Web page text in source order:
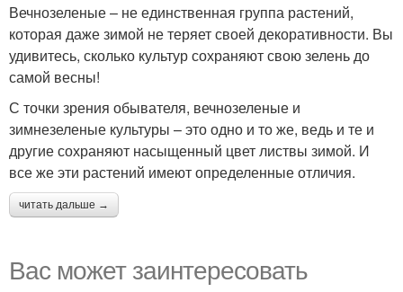
Вечнозеленые – не единственная группа растений,
которая даже зимой не теряет своей декоративности. Вы
удивитесь, сколько культур сохраняют свою зелень до
самой весны!
С точки зрения обывателя, вечнозеленые и
зимнезеленые культуры – это одно и то же, ведь и те и
другие сохраняют насыщенный цвет листвы зимой. И
все же эти растений имеют определенные отличия.
читать дальше →
Вас может заинтересовать